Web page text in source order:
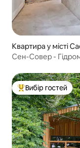
Квартира у місті
Сен-Совер -
Топ вибір гостей
Вибір гостей